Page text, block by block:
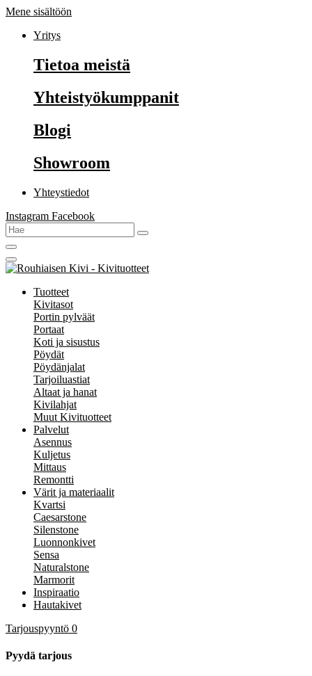
Mene sisältöön
Yritys
Tietoa meistä
Yhteistyökumppanit
Blogi
Showroom
Yhteystiedot
Instagram Facebook
Tuotteet
Kivitasot
Portin pylväät
Portaat
Koti ja sisustus
Pöydät
Pöydänjalat
Tarjoiluastiat
Altaat ja hanat
Kivilahjat
Muut Kivituotteet
Palvelut
Asennus
Kuljetus
Mittaus
Remontti
Värit ja materiaalit
Kvartsi
Caesarstone
Silenstone
Luonnonkivet
Sensa
Naturalstone
Marmorit
Inspiraatio
Hautakivet
Tarjouspyyntö 0
Pyydä tarjous